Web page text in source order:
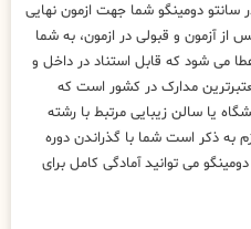
سانتو دومینگو شما جهت ازمون نهایی
آزمون و قبولی در ازمون، به شما
می شود که قابل استناد در داخل و
مدارک در کشور است که
یا سالن زیبایی مرتبط با رشته
ذکر است شما با گذراندن دوره
می توانید آمادگی کامل برای